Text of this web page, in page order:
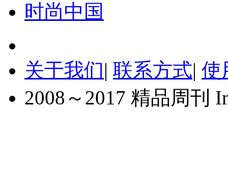
时尚中国
关于我们| 联系方式| 使
2008～2017 精品周刊